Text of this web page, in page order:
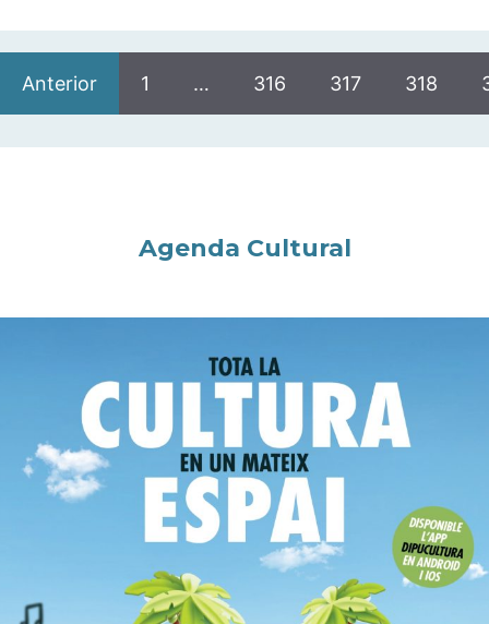
Anterior 1 … 316 317 318
Agenda Cultural